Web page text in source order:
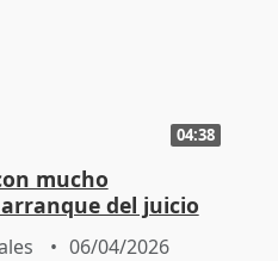
04:38
mucho
del juicio
06/04/2026